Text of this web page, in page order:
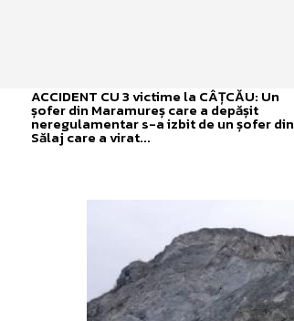
ACCIDENT CU 3 victime la CÂȚCĂU: Un
șofer din Maramureș care a depășit
neregulamentar s-a izbit de un șofer din
Sălaj care a virat...